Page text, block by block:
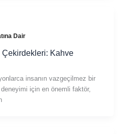
Dair
Çekirdekleri: Kahve
insanın vazgeçilmez bir
için en önemli faktör,